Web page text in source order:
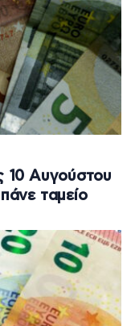
10 Αυγούστου
ταμείο